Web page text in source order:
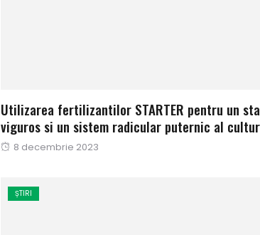
Utilizarea fertilizantilor STARTER pentru un
viguros si un sistem radicular puternic al
Publicat
8 decembrie 2023
ȘTIRI